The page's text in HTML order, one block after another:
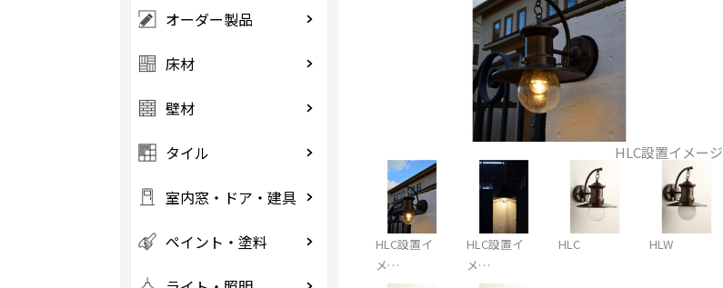
HLC設置イメージ
HLC設置イ
メ…
HLC設置イ
メ…
HLC HLW
オーダー製品
床材
壁材
タイル
室内窓・ドア・建具
ペイント・塗料